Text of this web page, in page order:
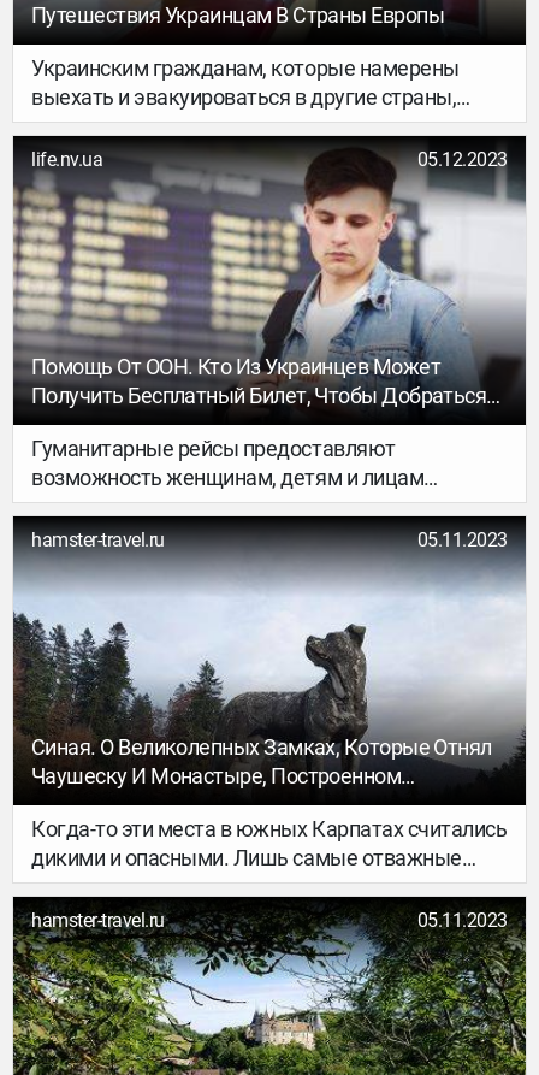
Путешествия Украинцам В Страны Европы
Украинским гражданам, которые намерены
выехать и эвакуироваться в другие страны,
не обязательно использовать автобусы или
самолеты, поскольку Укрзалізниці
предоставляет возможность путешествовать
поездом в пять стран Европейского Союза.
life.nv.ua 05.12.2023
Помощь От ООН. Кто Из Украинцев Может
Получить Бесплатный Билет, Чтобы Добраться
До Германии, И Как Это Сделать
Гуманитарные рейсы предоставляют
возможность женщинам, детям и лицам
с тяжелыми заболеваниями, которые решили
перебраться в Германию, воспользоваться этим
видом помощи.
hamster-travel.ru 05.11.2023
Синая. О Великолепных Замках, Которые Отнял
Чаушеску И Монастыре, Построенном
Спасенным Князем...
Когда-то эти места в южных Карпатах считались
дикими и опасными. Лишь самые отважные
могли рискнуть отправиться в путь по
«княжеской дороге» – горной тропе, затерянной
в скалах вдоль реки Праховы. Однажды на этой
дороге оказался известный военачальник того
времени – Михай Кантакузино. За ним мчались
враги, посланные предводителем
соперничающего княжества… Потеряв своего
hamster-travel.ru 05.11.2023